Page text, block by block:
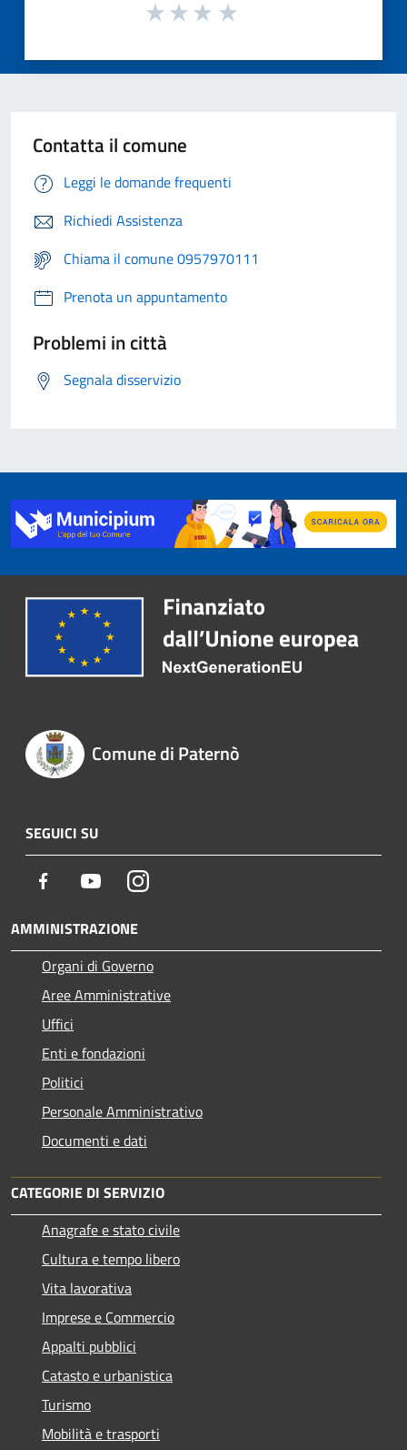
Contatta il comune
Leggi le domande frequenti
Richiedi Assistenza
Chiama il comune 0957970111
Prenota un appuntamento
Problemi in città
Segnala disservizio
Comune di Paternò
SEGUICI SU
Facebook YoutubeInstagram
AMMINISTRAZIONE
Organi di Governo
Aree Amministrative
Uffici
Enti e fondazioni
Politici
Personale Amministrativo
Documenti e dati
CATEGORIE DI SERVIZIO
Anagrafe e stato civile
Cultura e tempo libero
Vita lavorativa
Imprese e Commercio
Appalti pubblici
Catasto e urbanistica
Turismo
Mobilità e trasporti